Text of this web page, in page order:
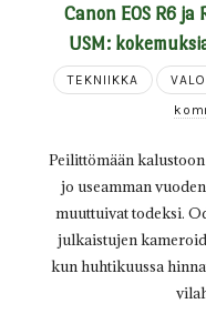
Canon EOS R6
USM:
TEKNIIKKA
Peilittömään
jo useamman
muuttuivat todeksi.
julkaistujen
kun huhtikuussa